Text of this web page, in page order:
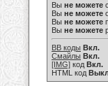
Вы не можете
Вы не можете
Вы не можете
Вы не можете
BB коды Вкл.
Смайлы Вкл.
[IMG] код Вкл.
HTML код